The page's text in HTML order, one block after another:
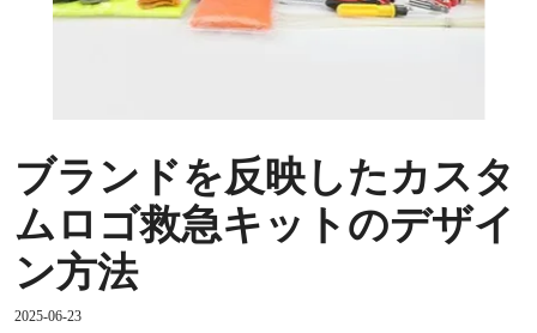
ブランドを反映したカスタ
ムロゴ救急キットのデザイ
ン方法
2025-06-23